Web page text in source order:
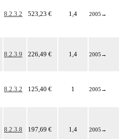
8.2.3.2 523,23 € 1,4 2005 →
8.2.3.9 226,49 € 1,4 2005 →
8.2.3.2 125,40 € 1 2005 →
8.2.3.8 197,69 € 1,4 2005 →